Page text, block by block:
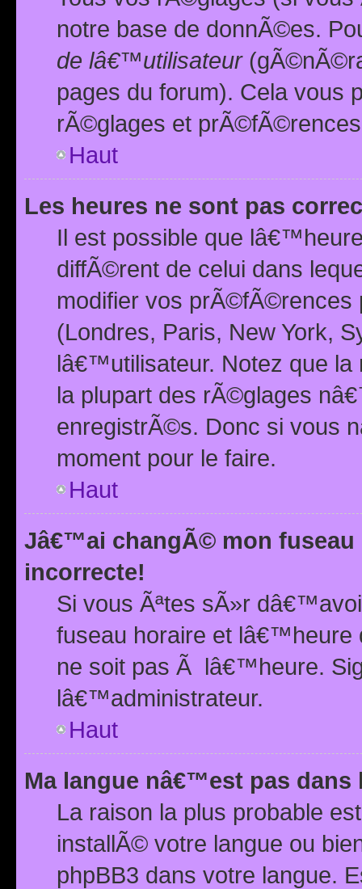
notre base de donnÃ©es.
de lâ€™utilisateur
pages du forum). Cela vous
rÃ©glages et
Haut
Les heures ne sont pas
Il est possible que
diffÃ©rent de celui dans
modifier vos prÃ©fÃ©rences
(Londres, Paris, New York,
lâ€™utilisateur. Notez que la
la plupart des rÃ©glages
enregistrÃ©s. Donc si vous
moment pour le faire.
Haut
Jâ€™ai changÃ© mon
incorrecte!
Si vous Ãªtes sÃ»r
fuseau horaire et
ne soit pas Ã lâ€™heure.
lâ€™administrateur.
Haut
Ma langue nâ€™est pas dans
La raison la plus probable
installÃ© votre langue ou
phpBB3 dans votre langue.